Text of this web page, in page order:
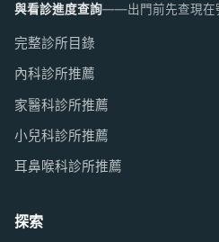
與看診進度查詢——出門前先查現在
完整診所目錄
內科診所推薦
家醫科診所推薦
小兒科診所推薦
耳鼻喉科診所推薦
探索